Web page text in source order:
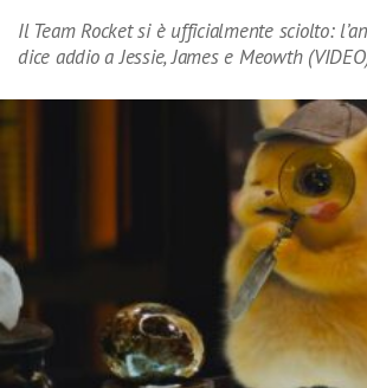
Il Team Rocket si è ufficialmente sciolto:
dice addio a Jessie, James e Meowth